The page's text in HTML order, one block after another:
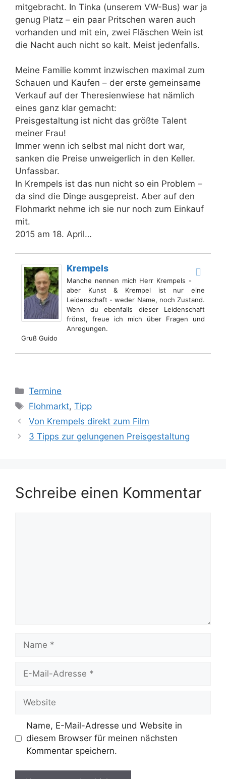
mitgebracht. In Tinka (unserem VW-Bus) war ja
genug Platz – ein paar Pritschen waren auch
vorhanden und mit ein, zwei Fläschen Wein ist
die Nacht auch nicht so kalt. Meist jedenfalls.
Meine Familie kommt inzwischen maximal zum
Schauen und Kaufen – der erste gemeinsame
Verkauf auf der Theresienwiese hat nämlich
eines ganz klar gemacht:
Preisgestaltung ist nicht das größte Talent
meiner Frau!
Immer wenn ich selbst mal nicht dort war,
sanken die Preise unweigerlich in den Keller.
Unfassbar.
In Krempels ist das nun nicht so ein Problem –
da sind die Dinge ausgepreist. Aber auf den
Flohmarkt nehme ich sie nur noch zum Einkauf
mit.
2015 am 18. April…
Krempels
Manche nennen mich Herr Krempels -
aber Kunst & Krempel ist nur eine
Leidenschaft - weder Name, noch Zustand.
Wenn du ebenfalls dieser Leidenschaft
frönst, freue ich mich über Fragen und
Anregungen.
Gruß Guido
Kategorien
Termine
Schlagwörter
Flohmarkt,Tipp
Von Krempels direkt zum Film
3 Tipps zur gelungenen Preisgestaltung
Schreibe einen Kommentar
Name
Website
Name, E-Mail-Adresse und Website in
diesem Browser für meinen nächsten
Kommentar speichern.